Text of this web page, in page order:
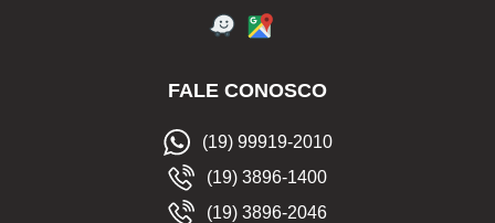
FALE CONOSCO
(19) 99919-2010
(19) 3896-1400
(19) 3896-2046